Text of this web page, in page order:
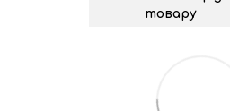
товару